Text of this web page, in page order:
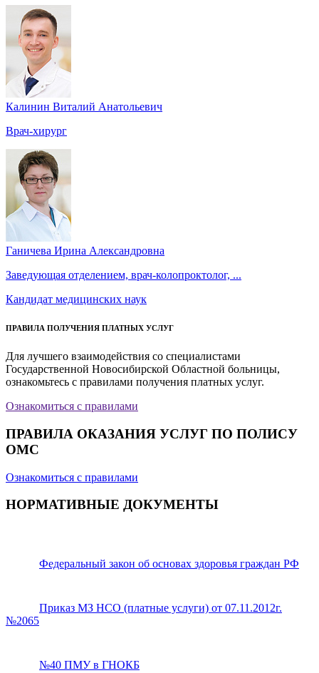
Калинин Виталий Анатольевич
Врач-хирург
Ганичева Ирина Александровна
Заведующая отделением, врач-колопроктолог, ...
Кандидат медицинских наук
ПРАВИЛА ПОЛУЧЕНИЯ ПЛАТНЫХ УСЛУГ
Для лучшего взаимодействия со специалистами
Государственной Новосибирской Областной больницы,
ознакомьтесь с правилами получения платных услуг.
Ознакомиться с правилами
ПРАВИЛА ОКАЗАНИЯ УСЛУГ ПО ПОЛИСУ
ОМС
Ознакомиться с правилами
НОРМАТИВНЫЕ ДОКУМЕНТЫ
Федеральный закон об основах здоровья граждан РФ
Приказ МЗ НСО (платные услуги) от 07.11.2012г.
№2065
№40 ПМУ в ГНОКБ